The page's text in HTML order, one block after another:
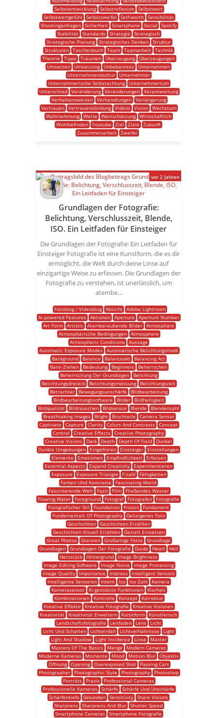
Selbstentwicklung Selbstreflexion Selbstwert
Selbstwertgefühl
Selbstzweifel Self-worth
Sensibilität
Shootinganfragen
Sicherheit Smartphone Sozial
Spotify
Stabilität Standards Strategie
Strategisch
Strategische Planung
Strategisches Denken
Struktur
Strukturen
Taschenbuch Team Teamarbeit
Technik
Theorie
Tipps Träumen Überzeugung
Überzeugungen
Umsetzen
Umsetzung Unbekanntes
Unternehmen
Unternehmenskultur
Unternehmer
Unternehmerische Selbstachtung
Unternehmertum
Unterschied
Veränderung Veränderungen
Verantwortung
Verhaltensweisen
Verhandlungen
Verlängerung
Vertrauen
Vertrauensbildung Videos Vision
Wachstum
Wahrnehmung
Werte Wertschätzung
Wirtschaftlich
Wohlbefinden Youtube Ziel Ziele
Zukunft
Zusammenarbeit Zweifel
Grundlagen der Fotografie:
Belichtung, Verschlusszeit, Blende,
ISO. Ein Leitfaden für Einsteiger
Die Grundlagen der Fotografie: Ein Leitfaden für
Einsteiger Fotografie ist eine Kunstform, die es dir
ermöglicht, die Welt durch deine Linse auf
einzigartige Weise zu erfassen. Die Grundlagen der
Fotografie zu verstehen, ist unerlässlich, um
atembe...
Fotoblog / Videoblog Absicht
Adobe Lightroom
Ai-powered Features
Aktionen Aperture
Aperture Number
Art Form
Artistic Atemberaubende Bilder
Atmosphäre
Atmosphärische Bedingungen
Atmosphere
Atmospheric Conditions
Aussage
Automatic Exposure Modes
Automatische Belichtungsmodi
Background
Balance Balanceakt
Balancing Act
Bann Ziehen
Bedeutung Beginners
Beherrschen
Beherrschung Der Grundlagen
Belichtung
Belichtungsdreieck
Belichtungsmessung
Belichtungszeit
Betrachter
Bewegungsunschärfe
Bildbearbeitung
Bildbearbeitungssoftware
Bilder
Bildhelligkeit
Bildqualität
Bildrauschen Bildsensor Blende
Blendenzahl
Breathtaking Images
Bright Bruchteile
Camera Sensor
Captivate
Capture Clarity Colors And Contrasts Concept
Control
Creative Effects Creative Photography
Creative Visions
Dark Depth Depth Of Field
Dunkel
Dunkle Umgebungen
Eingefroren Einsteiger
Einstellungen
Elemente
Emotionen Empfindlichkeit
Erfassen
Essential Aspects
Expand Creativity
Experimentieren
Exposure
Exposure Triangle F-zahl
Fähigkeiten
Farben Und Kontraste
Fascinating World
Faszinierende Welt
Fazit Film
Fließendes Wasser
Flowing Water
Foreground Fotograf Fotografen
Fotografie
Fotografischer Stil
Foundation Frozen
Fundament
Fundamentals Of Photography
Gelungenes Foto
Geschichten
Geschichten Erzählen
Geschichten Visuell Erzählen
Gezielt Einsetzen
Great Photos Grenzen Großartige Fotos Grundlage
Grundlagen
Grundlagen Der Fotografie Guide Heart
Hell
Herzstück
Hintergrund
Image Brightness
Image Editing Software
Image Noise
Image Processing
Image Quality
Importance Impress
Intelligent Sensors
Intelligente Sensoren
Intent Iso Iso Zahl
Kamera
Kamerasensor
Ki-gestützte Funktionen
Klarheit
Kombinationen
Kontrolle Konzept
Korrektur
Kreative Effekte
Kreative Fotografie
Kreative Visionen
Kreativität
Kreativität Erweitern Kunstform
Künstlerisch
Landschaftsfotografie
Leitfaden Lens
Licht
Licht Und Schatten
Lichteinfall Lichtverhältnisse
Light
Light And Shadow
Light Incidence Linse
Master
Mastery Of The Basics
Menge
Modern Cameras
Moderne Kameras
Momente Mood Motion Blur
Objektiv
Öffnung
Opening Overexposed Shot
Passing Cars
Photographer
Photographic Style Photography
Photoshop
Porträts
Praxis
Professional Cameras
Professionelle Kameras Schärfe
Schärfe Und Unschärfe
Schärfentiefe
Sekunden Sensitivity Share Visions
Sharpness Sharpness And Blur Shutter Speed
Smartphone Cameras Smartphone Fotografie
vor 2 Jahren